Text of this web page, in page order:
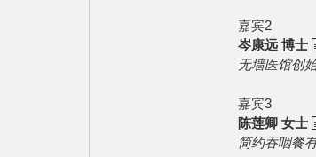
嘉宾2
岑康远 博士
无墙医馆创
嘉宾3
陈莲卿 女士
简约吞咽餐